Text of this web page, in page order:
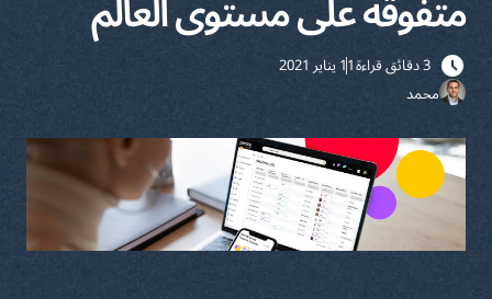
3 دقائق قراءة
11 يناير 2021
محمد